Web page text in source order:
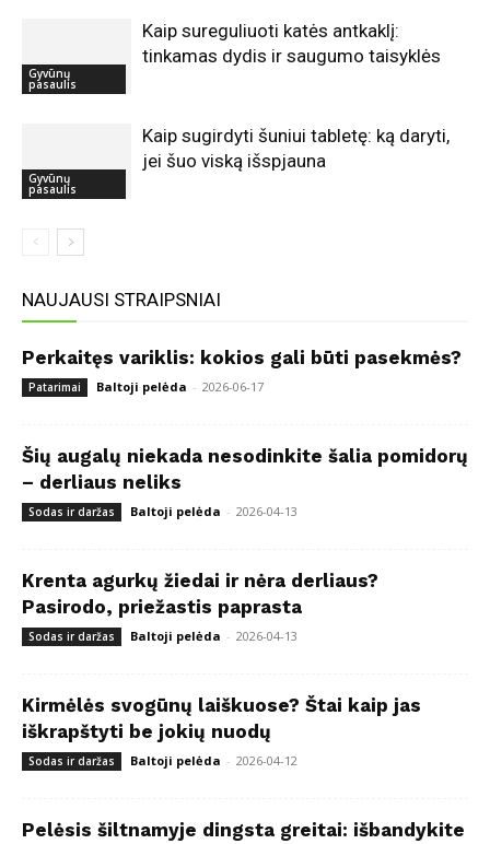
Gyvūnų
pasaulis
Kaip sureguliuoti katės antkaklį:
tinkamas dydis ir saugumo taisyklės
Gyvūnų
pasaulis
Kaip sugirdyti šuniui tabletę: ką daryti,
jei šuo viską išspjauna
NAUJAUSI STRAIPSNIAI
Perkaitęs variklis: kokios gali būti pasekmės?
Patarimai Baltoji pelėda - 2026-06-17
Šių augalų niekada nesodinkite šalia pomidorų
– derliaus neliks
Sodas ir daržas Baltoji pelėda - 2026-04-13
Krenta agurkų žiedai ir nėra derliaus?
Pasirodo, priežastis paprasta
Sodas ir daržas Baltoji pelėda - 2026-04-13
Kirmėlės svogūnų laiškuose? Štai kaip jas
iškrapštyti be jokių nuodų
Sodas ir daržas Baltoji pelėda - 2026-04-12
Pelėsis šiltnamyje dingsta greitai: išbandykite